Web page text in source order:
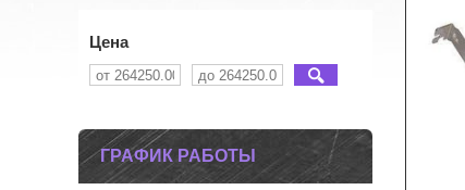
Цена
ГРАФИК РАБОТЫ